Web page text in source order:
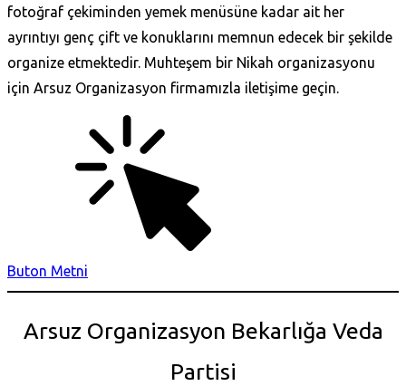
fotoğraf çekiminden yemek menüsüne kadar ait her
ayrıntıyı genç çift ve konuklarını memnun edecek bir şekilde
organize etmektedir. Muhteşem bir Nikah organizasyonu
için Arsuz Organizasyon firmamızla iletişime geçin.
Buton Metni
Arsuz Organizasyon Bekarlığa Veda
Partisi